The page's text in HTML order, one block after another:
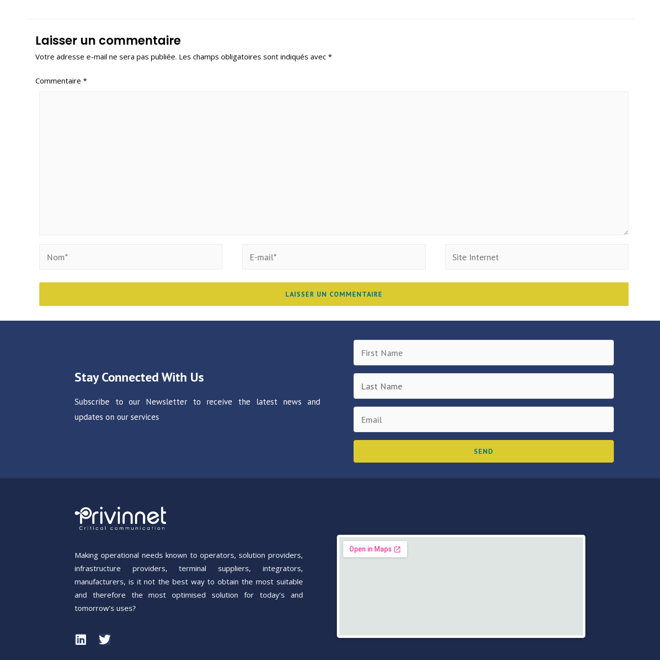
Laisser un commentaire
Votre adresse e-mail ne sera pas publiée. Les champs obligatoires sont indiqués avec *
Commentaire *
Stay Connected With Us
Subscribe to our Newsletter to receive the latest news and
updates on our services
Making operational needs known to operators, solution providers,
infrastructure providers, terminal suppliers, integrators,
manufacturers, is it not the best way to obtain the most suitable
and therefore the most optimised solution for today’s and
tomorrow’s uses?